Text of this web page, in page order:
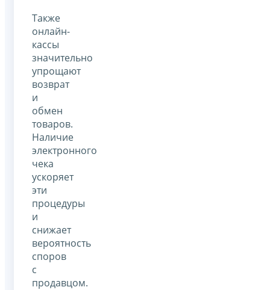
Также
онлайн-
кассы
значительно
упрощают
возврат
и
обмен
товаров.
Наличие
электронного
чека
ускоряет
эти
процедуры
и
снижает
вероятность
споров
с
продавцом.